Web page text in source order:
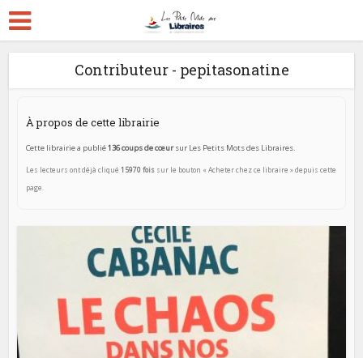
Contributeur - pepitasonatine
À propos de cette librairie
Cette librairie a publié136 coups de cœursur Les Petits Mots des Libraires.
Les lecteurs ont déjà cliqué15970 fois sur le bouton « Acheter chez ce libraire » depuis cette
page.